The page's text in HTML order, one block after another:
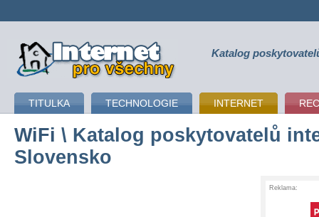
připojení k internetu Katalog
TITULKA TECHNOLOGIE INTERNET
WiFi \ Katalog poskytovatelů
Slovensko
Reklama: